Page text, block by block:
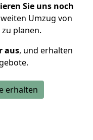
Sie uns noch
Umzug von
planen.
aus, und erhalten
erhalten